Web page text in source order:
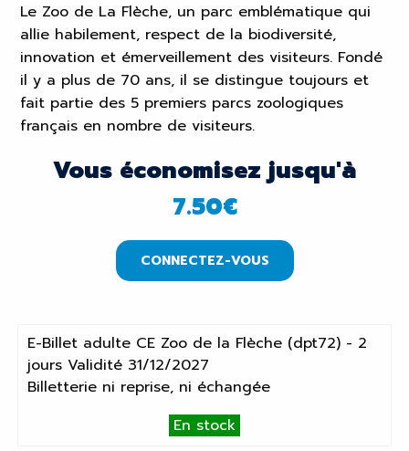
Le Zoo de La Flèche, un parc emblématique qui
allie habilement, respect de la biodiversité,
innovation et émerveillement des visiteurs. Fondé
il y a plus de 70 ans, il se distingue toujours et
fait partie des 5 premiers parcs zoologiques
français en nombre de visiteurs.
Vous économisez jusqu'à
7.50€
CONNECTEZ-VOUS
E-Billet adulte CE Zoo de la Flèche (dpt72) - 2
jours Validité 31/12/2027
Billetterie ni reprise, ni échangée
En stock